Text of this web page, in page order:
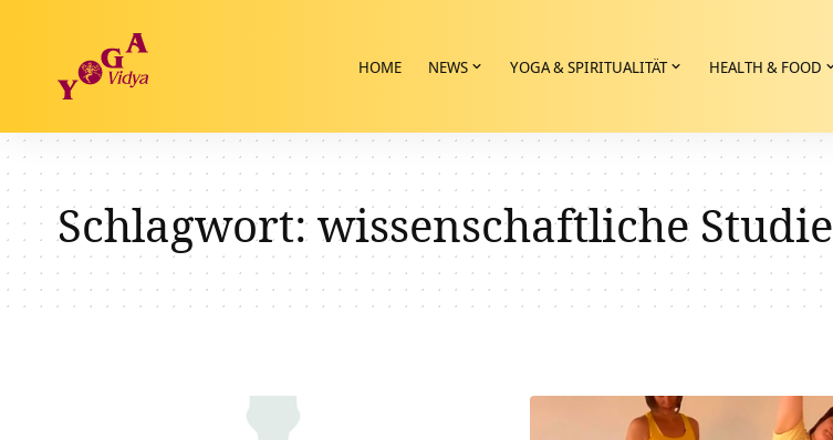
HOME NEWS YOGA & SPIRITUALITÄT HEALTH & FOOD
Schlagwort:wissenschaftliche Studie